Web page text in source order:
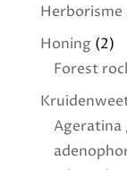
Herborisme
Honing(2)
Forest
Ageratina